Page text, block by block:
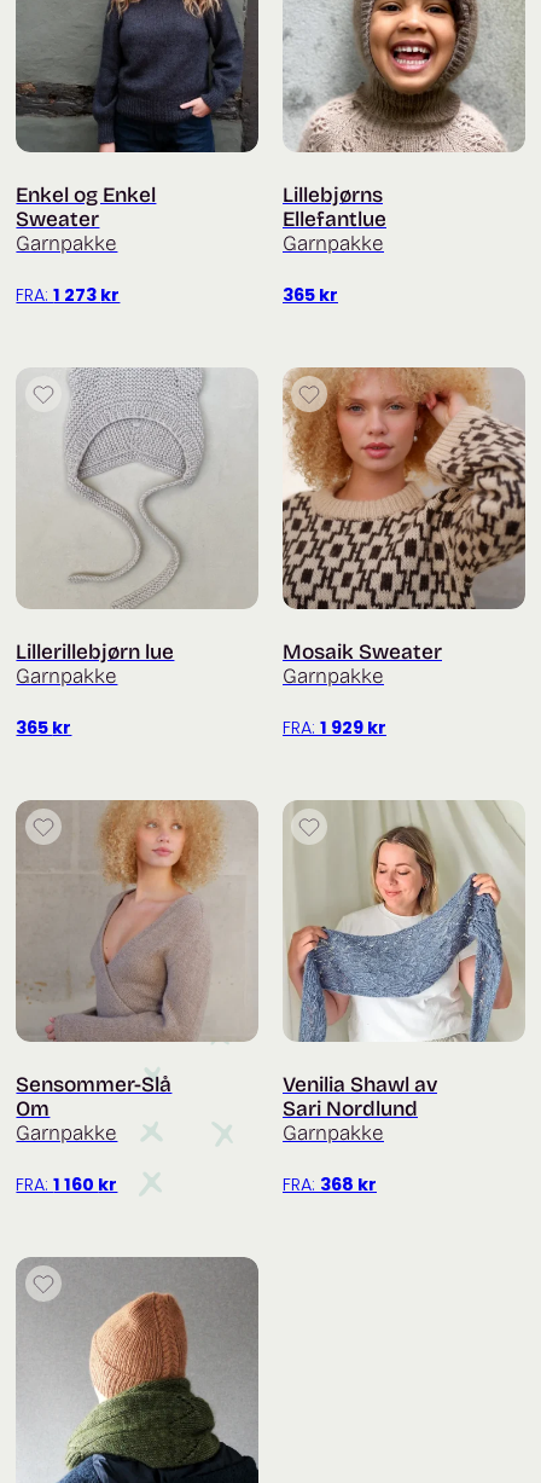
Enkel og Enkel
Sweater
Garnpakke
FRA:1 273 kr
Lillebjørns
Ellefantlue
Garnpakke
365 kr
Lillerillebjørn lue
Garnpakke
365 kr
Mosaik Sweater
Garnpakke
FRA: 1 929 kr
Sensommer-Slå
Om
Garnpakke
FRA:1 160 kr
Venilia Shawl av
Sari Nordlund
Garnpakke
FRA: 368 kr